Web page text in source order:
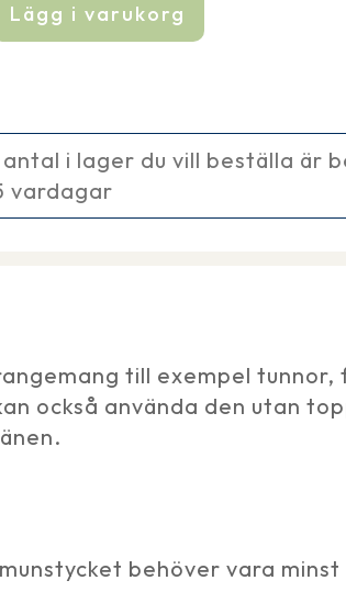
Lägg i varukorg
i lager du vill beställa är
vardagar
till exempel
också använda den utan
behöver vara minst